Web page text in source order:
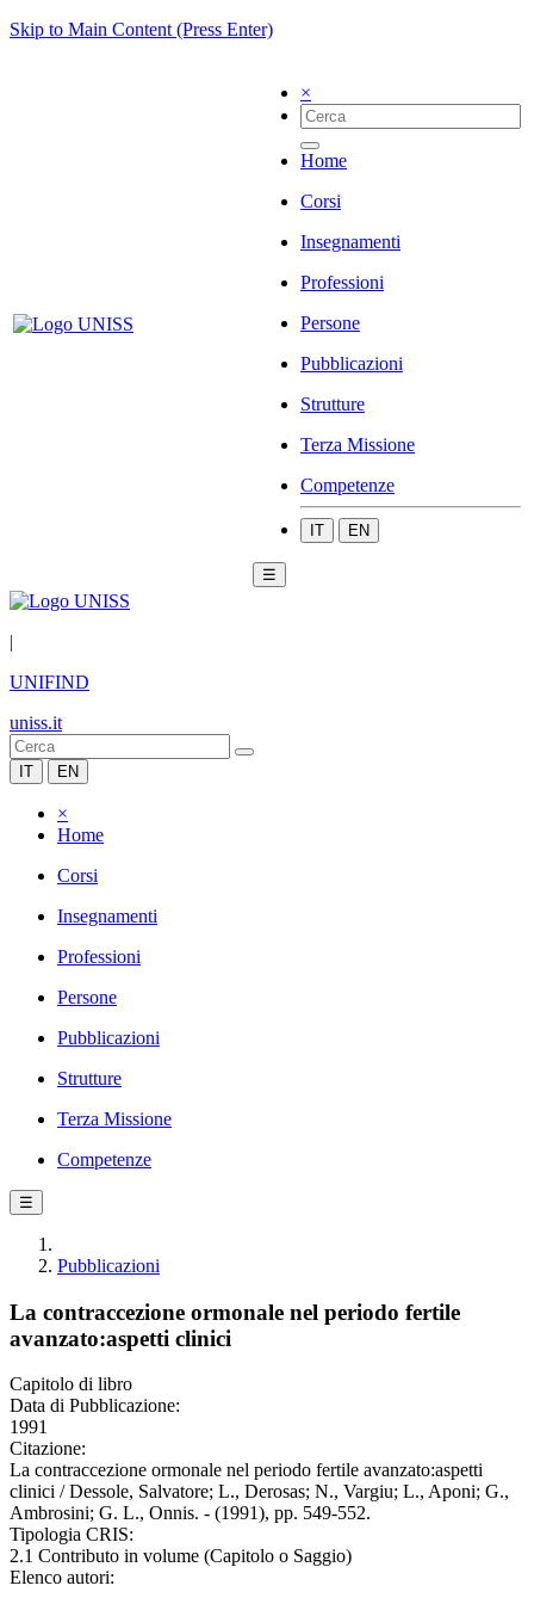
Skip to Main Content (Press Enter)
×
Home
Corsi
Insegnamenti
Professioni
Persone
Pubblicazioni
Strutture
Terza Missione
Competenze
IT EN
☰
|
UNIFIND
uniss.it
IT EN
×
Home
Corsi
Insegnamenti
Professioni
Persone
Pubblicazioni
Strutture
Terza Missione
Competenze
☰
Pubblicazioni
La contraccezione ormonale nel periodo fertile
avanzato:aspetti clinici
Capitolo di libro
Data di Pubblicazione:
1991
Citazione:
La contraccezione ormonale nel periodo fertile avanzato:aspetti
clinici / Dessole, Salvatore; L., Derosas; N., Vargiu; L., Aponi; G.,
Ambrosini; G. L., Onnis. - (1991), pp. 549-552.
Tipologia CRIS:
2.1 Contributo in volume (Capitolo o Saggio)
Elenco autori: